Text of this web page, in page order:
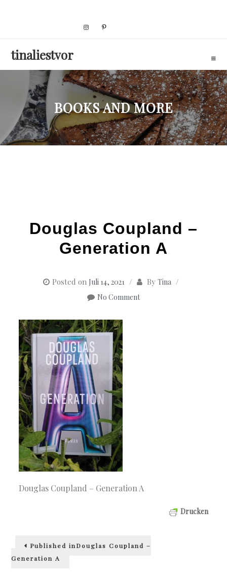
tinaliestvor
BOOKS AND MORE
Douglas Coupland –
Generation A
Posted on Juli 14, 2021 By Tina
No Comment
Douglas Coupland – Generation A
Drucken
Beitragsnavigation
Published inDouglas Coupland –
Generation A